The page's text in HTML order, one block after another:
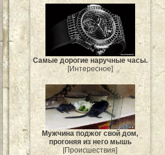
Самые дорогие наручные часы.
[Интересное]
Мужчина поджог свой дом,
прогоняя из него мышь
[Происшествия]